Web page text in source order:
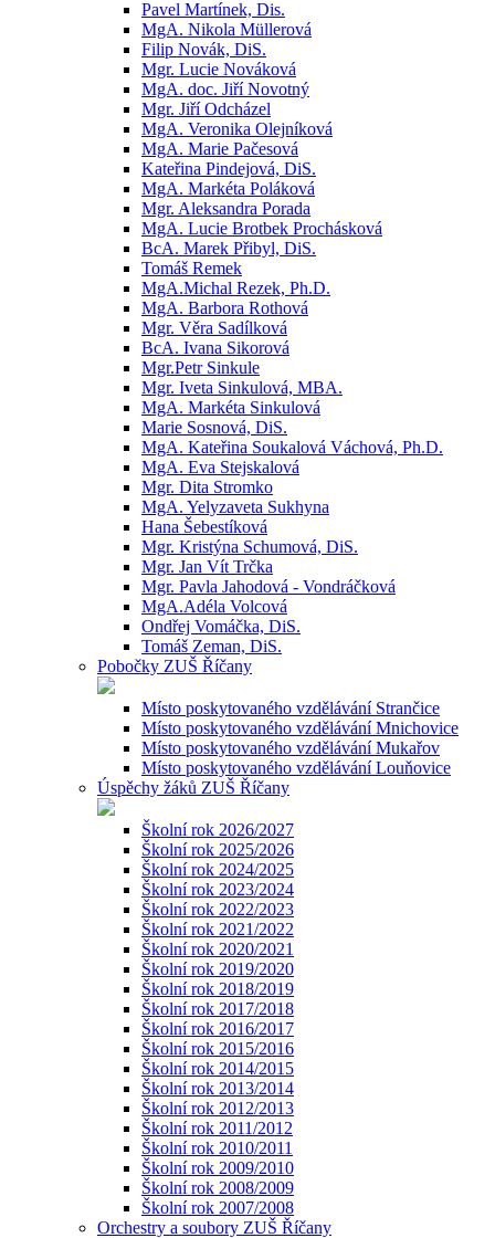
Pavel Martínek, Dis.
MgA. Nikola Müllerová
Filip Novák, DiS.
Mgr. Lucie Nováková
MgA. doc. Jiří Novotný
Mgr. Jiří Odcházel
MgA. Veronika Olejníková
MgA. Marie Pačesová
Kateřina Pindejová, DiS.
MgA. Markéta Poláková
Mgr. Aleksandra Porada
MgA. Lucie Brotbek Prochásková
BcA. Marek Přibyl, DiS.
Tomáš Remek
MgA.Michal Rezek, Ph.D.
MgA. Barbora Rothová
Mgr. Věra Sadílková
BcA. Ivana Sikorová
Mgr.Petr Sinkule
Mgr. Iveta Sinkulová, MBA.
MgA. Markéta Sinkulová
Marie Sosnová, DiS.
MgA. Kateřina Soukalová Váchová, Ph.D.
MgA. Eva Stejskalová
Mgr. Dita Stromko
MgA. Yelyzaveta Sukhyna
Hana Šebestíková
Mgr. Kristýna Schumová, DiS.
Mgr. Jan Vít Trčka
Mgr. Pavla Jahodová - Vondráčková
MgA.Adéla Volcová
Ondřej Vomáčka, DiS.
Tomáš Zeman, DiS.
Pobočky ZUŠ Říčany
Místo poskytovaného vzdělávání Strančice
Místo poskytovaného vzdělávání Mnichovice
Místo poskytovaného vzdělávání Mukařov
Místo poskytovaného vzdělávání Louňovice
Úspěchy žáků ZUŠ Říčany
Školní rok 2026/2027
Školní rok 2025/2026
Školní rok 2024/2025
Školní rok 2023/2024
Školní rok 2022/2023
Školní rok 2021/2022
Školní rok 2020/2021
Školní rok 2019/2020
Školní rok 2018/2019
Školní rok 2017/2018
Školní rok 2016/2017
Školní rok 2015/2016
Školní rok 2014/2015
Školní rok 2013/2014
Školní rok 2012/2013
Školní rok 2011/2012
Školní rok 2010/2011
Školní rok 2009/2010
Školní rok 2008/2009
Školní rok 2007/2008
Orchestry a soubory ZUŠ Říčany